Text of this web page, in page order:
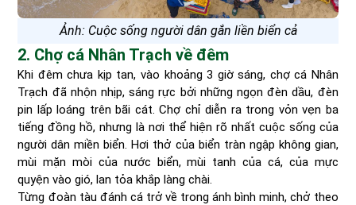
Ảnh: Cuộc sống người dân gắn liền biển cả
2. Chợ cá Nhân Trạch về đêm
Khi đêm chưa kịp tan, vào khoảng 3 giờ sáng, chợ cá Nhân
Trạch đã nhộn nhịp, sáng rực bởi những ngọn đèn dầu, đèn
pin lấp loáng trên bãi cát. Chợ chỉ diễn ra trong vỏn vẹn ba
tiếng đồng hồ, nhưng là nơi thể hiện rõ nhất cuộc sống của
người dân miền biển. Hơi thở của biển tràn ngập không gian,
mùi mặn mòi của nước biển, mùi tanh của cá, của mực
quyện vào gió, lan tỏa khắp làng chài.
Từng đoàn tàu đánh cá trở về trong ánh bình minh, chở theo